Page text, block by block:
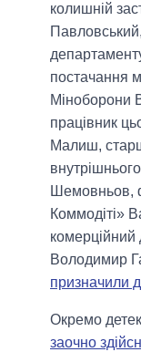
колишній
постачання
Міноборони
працівник
Малиш,
Шемовньов,
Коммодіті»
комерційний
Володимир
призначили
Окремо
заочно